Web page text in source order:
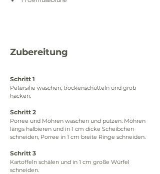
Zubereitung
Schritt 1
Petersilie waschen, trockenschütteln und grob
hacken.
Schritt 2
Porree und Möhren waschen und putzen. Möhren
längs halbieren und in 1 cm dicke Scheibchen
schneiden, Porree in 1 cm breite Ringe schneiden.
Schritt 3
Kartoffeln schälen und in 1 cm große Würfel
schneiden.